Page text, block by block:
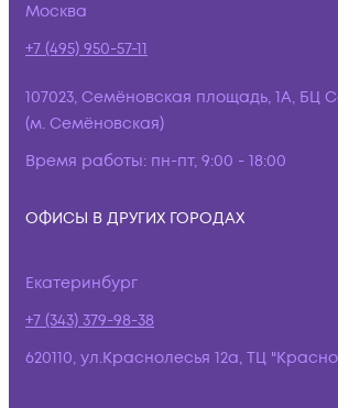
Москва
+7 (495) 950-57-11
107023, Семёновская площадь, 1А, БЦ
(м. Семёновская)
Время работы: пн-пт, 9:00 - 18:00
ОФИСЫ В ДРУГИХ ГОРОДАХ
Екатеринбург
+7 (343) 379-98-38
620110, ул.Краснолесья 12а, ТЦ